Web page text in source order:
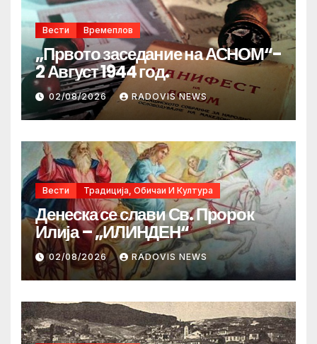
Вести Времеплов
„Првото заседание на АСНОМ“-
2 Август 1944 год.
02/08/2026 RADOVIS NEWS
Вести Традиција, Обичаи И Култура
Денеска се слави Св. Пророк
Илија – „ИЛИНДЕН“
02/08/2026 RADOVIS NEWS